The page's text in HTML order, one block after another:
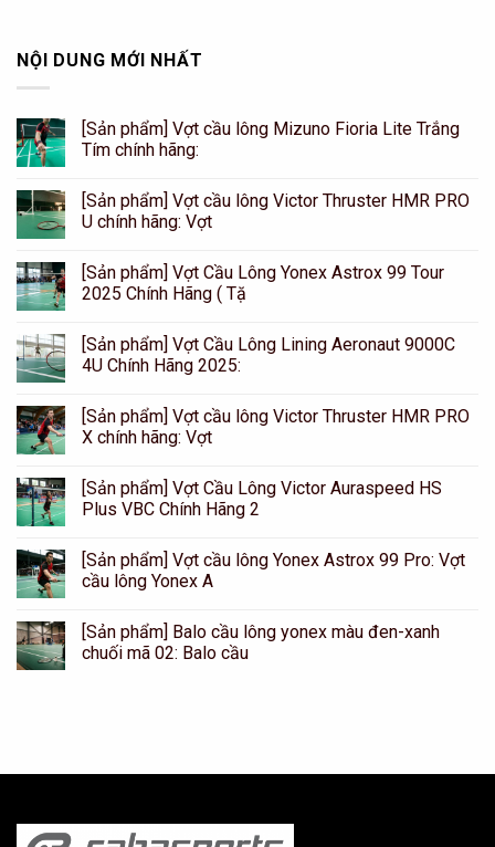
NỘI DUNG MỚI NHẤT
[Sản phẩm] Vợt cầu lông Mizuno Fioria Lite Trắng
Tím chính hãng:
[Sản phẩm] Vợt cầu lông Victor Thruster HMR PRO
U chính hãng: Vợt
[Sản phẩm] Vợt Cầu Lông Yonex Astrox 99 Tour
2025 Chính Hãng ( Tặ
[Sản phẩm] Vợt Cầu Lông Lining Aeronaut 9000C
4U Chính Hãng 2025:
[Sản phẩm] Vợt cầu lông Victor Thruster HMR PRO
X chính hãng: Vợt
[Sản phẩm] Vợt Cầu Lông Victor Auraspeed HS
Plus VBC Chính Hãng 2
[Sản phẩm] Vợt cầu lông Yonex Astrox 99 Pro: Vợt
cầu lông Yonex A
[Sản phẩm] Balo cầu lông yonex màu đen-xanh
chuối mã 02: Balo cầu